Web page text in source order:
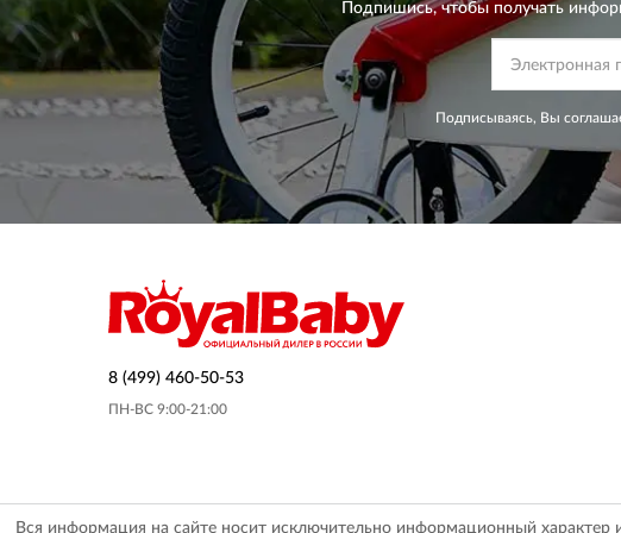
Подпишись, чтобы получать
Подписываясь, Вы
8 (499) 460-50-53
ПН-ВС 9:00-21:00
Вся информация на сайте носит исключительно информационный характер